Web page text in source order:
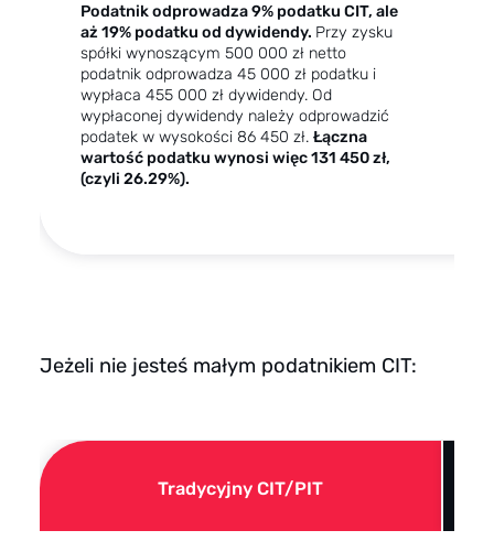
Podatnik odprowadza 9% podatku CIT, ale
aż 19% podatku od dywidendy. Przy zysku
spółki wynoszącym 500 000 zł netto
podatnik odprowadza 45 000 zł podatku i
wypłaca 455 000 zł dywidendy. Od
wypłaconej dywidendy należy odprowadzić
podatek w wysokości 86 450 zł. Łączna
wartość podatku wynosi więc 131 450 zł,
(czyli 26.29%).
Jeżeli nie jesteś małym podatnikiem CIT:
Tradycyjny CIT/PIT